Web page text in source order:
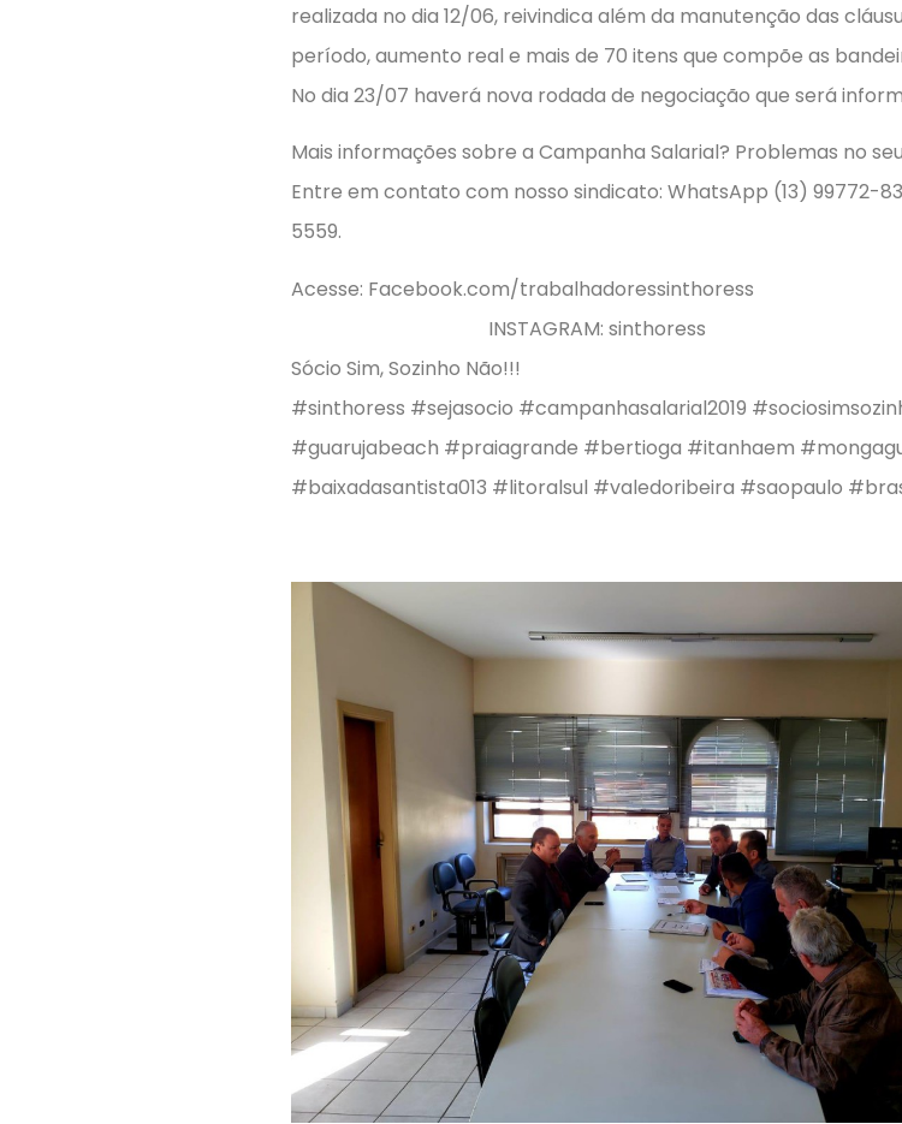
realizada no dia 12/06, reivindica além da manutenção das
período, aumento real e mais de 70 itens que compõe as
No dia 23/07 haverá nova rodada de negociação que será
Mais informações sobre a Campanha Salarial? Problemas no
Entre em contato com nosso sindicato: WhatsApp (13) 99772-
5559.
Acesse: Facebook.com/
INSTAGRAM: sinthoress
Sócio Sim, Sozinho Não!!!
#sinthoress #sejasocio #campanhasalarial2019
#guarujabeach #praiagrande #bertioga #itanhaem
#baixadasantista013 #litoralsul #valedoribeira #saopaulo